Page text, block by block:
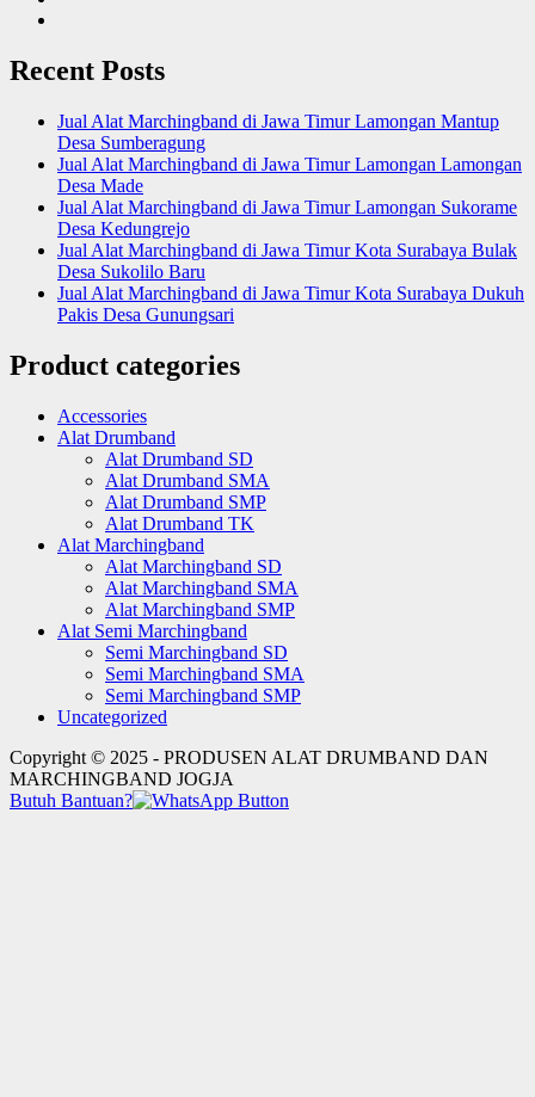
Recent Posts
Jual Alat Marchingband di Jawa Timur Lamongan Mantup
Desa Sumberagung
Jual Alat Marchingband di Jawa Timur Lamongan Lamongan
Desa Made
Jual Alat Marchingband di Jawa Timur Lamongan Sukorame
Desa Kedungrejo
Jual Alat Marchingband di Jawa Timur Kota Surabaya Bulak
Desa Sukolilo Baru
Jual Alat Marchingband di Jawa Timur Kota Surabaya Dukuh
Pakis Desa Gunungsari
Product categories
Accessories
Alat Drumband
Alat Drumband SD
Alat Drumband SMA
Alat Drumband SMP
Alat Drumband TK
Alat Marchingband
Alat Marchingband SD
Alat Marchingband SMA
Alat Marchingband SMP
Alat Semi Marchingband
Semi Marchingband SD
Semi Marchingband SMA
Semi Marchingband SMP
Uncategorized
Copyright © 2025 - PRODUSEN ALAT DRUMBAND DAN
MARCHINGBAND JOGJA
Butuh Bantuan?